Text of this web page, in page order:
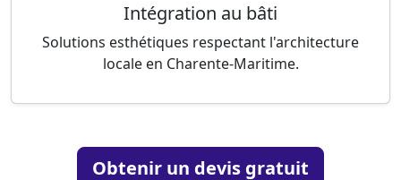
Intégration au bâti
Solutions esthétiques respectant l'architecture
locale en Charente-Maritime.
Obtenir un devis gratuit